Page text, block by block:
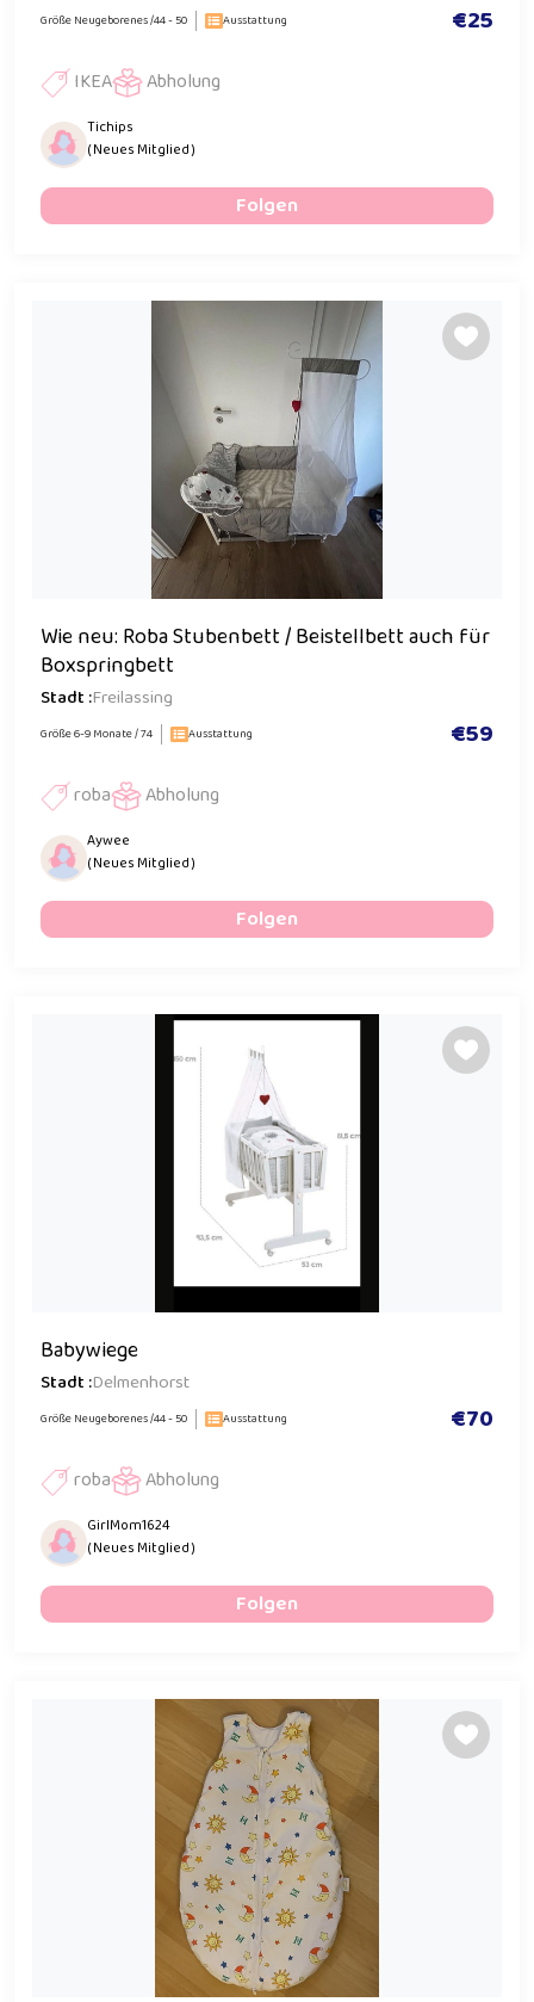
Größe Neugeborenes /44 - 50 Ausstattung €25
IKEA Abholung
Tichips
( Neues Mitglied )
Folgen
Wie neu: Roba Stubenbett / Beistellbett auch für
Boxspringbett
Stadt :Freilassing
Größe 6-9 Monate / 74 Ausstattung €59
roba Abholung
Aywee
( Neues Mitglied )
Folgen
Babywiege
Stadt :Delmenhorst
Größe Neugeborenes /44 - 50 Ausstattung €70
roba Abholung
GirlMom1624
( Neues Mitglied )
Folgen